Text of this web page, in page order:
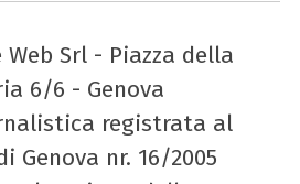
Srl - Piazza della
6/6 - Genova
registrata al
Genova nr. 16/2005